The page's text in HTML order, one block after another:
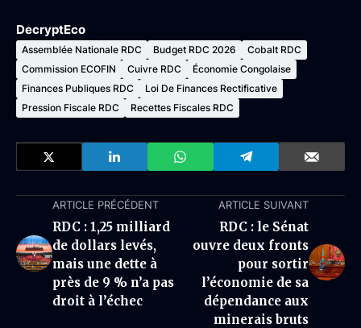
DecryptEco
Assemblée Nationale RDC Budget RDC 2026
Cobalt RDC
Commission ECOFIN
Cuivre RDC
Économie Congolaise
Finances Publiques RDC
Loi De Finances Rectificative
Pression Fiscale RDC
Recettes Fiscales RDC
ARTICLE PRÉCÉDENT
RDC : 1,25 milliard
de dollars levés,
mais une dette à
près de 9 % n’a pas
droit à l’échec
ARTICLE SUIVANT
RDC : le Sénat
ouvre deux fronts
pour sortir
l’économie de sa
dépendance aux
minerais bruts